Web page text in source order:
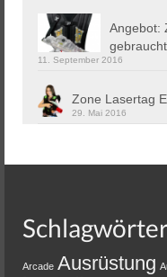
Angebot:
gebraucht
11. September 2016
Zone Lasertag
29. Mai 2016
Arcade Ausrüstung